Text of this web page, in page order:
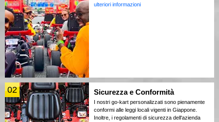
ulteriori informazioni
02 Sicurezza e Conformità
I nostri go-kart personalizzati sono pienamente
conformi alle leggi locali vigenti in Giappone.
Inoltre, i regolamenti di sicurezza dell'azienda